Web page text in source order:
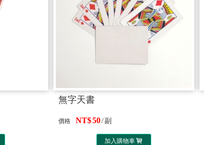
無字天書
價格 50 副
加入購物車